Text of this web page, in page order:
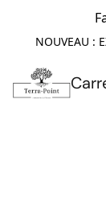
NOUVEAU :